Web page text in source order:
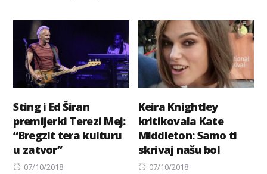
Sting i Ed Širan
premijerki Terezi Mej:
“Bregzit tera kulturu
u zatvor”
Posted
07/10/2018
Keira Knightley
kritikovala Kate
Middleton: Samo ti
skrivaj našu bol
Posted
07/10/2018